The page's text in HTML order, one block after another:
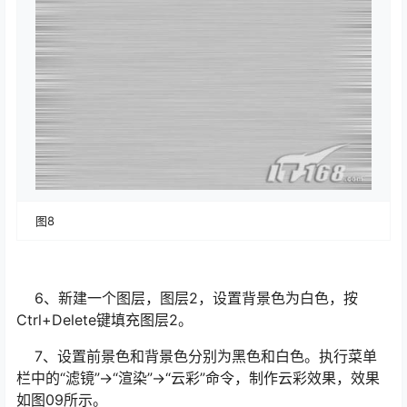
图8
6、新建一个图层，图层2，设置背景色为白色，按
Ctrl+Delete键填充图层2。
7、设置前景色和背景色分别为黑色和白色。执行菜单
栏中的“滤镜”→“渲染”→“云彩”命令，制作云彩效果，效果
如图09所示。